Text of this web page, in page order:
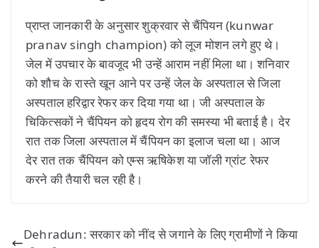
प्राप्त जानकारी के अनुसार शुक्रवार से चैंपियन (kunwar
pranav singh champion) को लूज मोशन लगे हुए थे।
जेल में उपचार के बावजूद भी उन्हें आराम नहीं मिला था। शनिवार
को शौच के रास्ते खून आने पर उन्हें जेल के अस्पताल से जिला
अस्पताल हरिद्वार रेफर कर दिया गया था। जी अस्पताल के
चिकित्सकों ने चैंपियन को हृदय रोग की समस्या भी बताई है। देर
रात तक जिला अस्पताल में चैंपियन का इलाज चला था। आज
देर रात तक चैंपियन को एम्स ऋषिकेश या जॉली ग्रांट रेफर
करने की तैयारी चल रही है।
Dehradun: सरकार को नींद से जगाने के लिए ग्रामीणों ने किया